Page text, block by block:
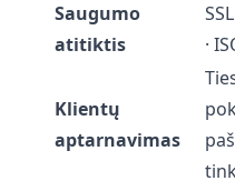
Saugumo
atitiktis
·
Klientų
aptarnavimas